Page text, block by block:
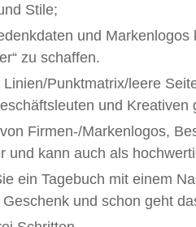
Stile;
und
zu schaffen.
Punktmatrix/leere
und Kreativen
Firmen-/Markenlogos,
und kann auch als
ein Tagebuch mit einem
und schon geht